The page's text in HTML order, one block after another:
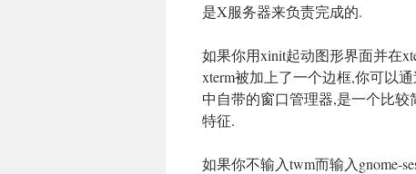
是X服务器来负责完成的.
如果你用xinit起动图形界面并在
xterm被加上了一个边框,你可以
中自带的窗口管理器,是一个比
特征.
如果你不输入twm而输入gnome-